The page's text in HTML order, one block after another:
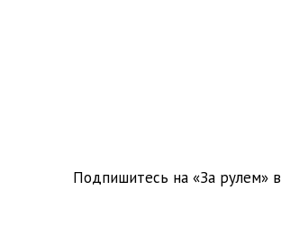
Подпишитесь на «За рулем» в